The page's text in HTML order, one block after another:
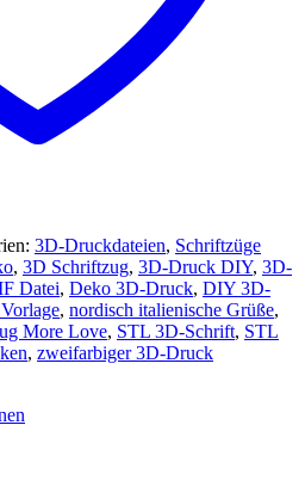
3D-Druckdateien, Schriftzüge
, 3D Schriftzug, 3D-Druck DIY, 3D-
Datei, Deko 3D-Druck, DIY 3D-
, nordisch italienische Grüße,
More Love, STL 3D-Schrift, STL
, zweifarbiger 3D-Druck